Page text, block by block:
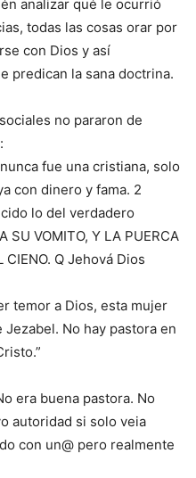
analizar qué le ocurrió
todas las cosas orar por
con Dios y así
predican la sana doctrina.
no pararon de
fue una cristiana, solo
con dinero y fama. 2
lo del verdadero
SU VOMITO, Y LA PUERCA
CIENO. Q Jehová Dios
temor a Dios, esta mujer
No hay pastora en
era buena pastora. No
autoridad si solo veia
con un@ pero realmente